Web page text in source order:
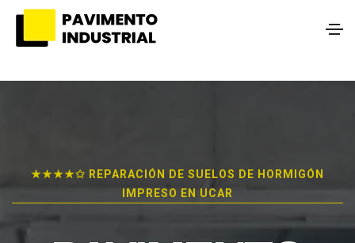
★★★★✩ REPARACIÓN DE SUELOS DE HORMIGÓN
IMPRESO EN UCAR